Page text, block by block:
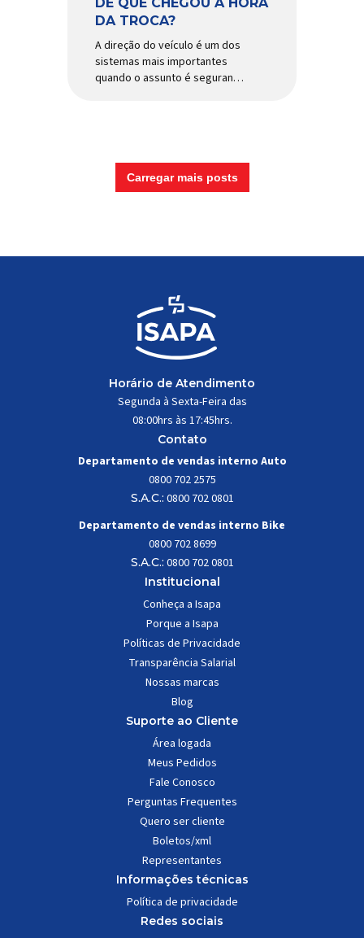
DA TROCA?
A direção do veículo é um dos
sistemas mais importantes
quando o assunto é segurança,
movimentos do volante,
garantindo estabilidade e
controle em diferentes
esforços mecânicos, […]
Carregar mais posts
Horário de Atendimento
Segunda à Sexta-Feira das
08:00hrs às 17:45hrs.
Contato
Departamento de vendas interno Auto
0800 702 2575
S.A.C.: 0800 702 0801
Departamento de vendas interno Bike
0800 702 8699
S.A.C.: 0800 702 0801
Institucional
Conheça a Isapa
Porque a Isapa
Políticas de Privacidade
Transparência Salarial
Nossas marcas
Blog
Suporte ao Cliente
Área logada
Meus Pedidos
Fale Conosco
Perguntas Frequentes
Quero ser cliente
Boletos/xml
Representantes
Informações técnicas
Política de privacidade
Redes sociais